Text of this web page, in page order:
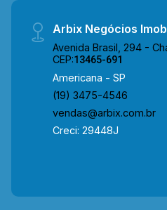
principais vias da cidade. Entre em contato com
a equipe da Arbix Imóveis
Arbix Negócios
Avenida Brasil, 294 -
CEP:13465-691
Americana - SP
(19) 3475-4546
vendas@arbix.com.br
Creci: 29448J